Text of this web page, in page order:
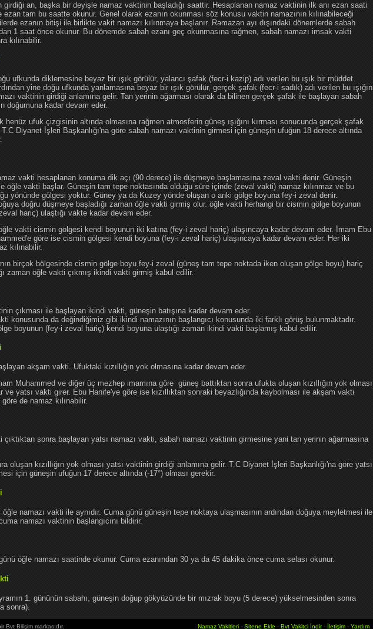
girdiği an, başka bir deyişle namaz vaktinin başladığı saattir. Hesaplanan namaz vaktinin ilk anı ezan saati
tam bu saatte okunur. Genel olarak ezanın okunması söz konusu vaktin namazının kılınabileceği
ezanın bitişi ile birlikte vakit namazı kılınmaya başlanır. Ramazan ayı dışındaki dönemlerde sabah
1 saat önce okunur. Bu dönemde sabah ezanı geç okunmasına rağmen, sabah namazı imsak vakti
kılınabilir.
ufkunda diklemesine beyaz bir ışık görülür, yalancı şafak (fecr-i kazip) adı verilen bu ışık bir müddet
yine doğu ufkunda yanlamasına beyaz bir ışık görülür, gerçek şafak (fecr-i sadık) adı verilen bu ışığın
vaktinin girdiği anlamına gelir. Tan yerinin ağarması olarak da bilinen gerçek şafak ile başlayan sabah
doğumuna kadar devam eder.
ufuk çizgisinin altında olmasına rağmen atmosferin güneş ışığını kırması sonucunda gerçek şafak
Diyanet İşleri Başkanlığı'na göre sabah namazı vaktinin girmesi için güneşin ufuğun 18 derece altında
vakti hesaplanan konuma dik açı (90 derece) ile düşmeye başlamasına zeval vakti denir. Güneşin
öğle vakti başlar. Güneşin tam tepe noktasında olduğu süre içinde (zeval vakti) namaz kılınmaz ve bu
yönünde gölgesi yoktur. Güney ya da Kuzey yönde oluşan o anki gölge boyuna fey-i zeval denir.
doğru düşmeye başladığı zaman öğle vakti girmiş olur. öğle vakti herhangi bir cismin gölge boyunun
hariç) ulaştığı vakte kadar devam eder.
vakti cismin gölgesi kendi boyunun iki katına (fey-i zeval hariç) ulaşıncaya kadar devam eder. İmam Ebu
göre ise cismin gölgesi kendi boyuna (fey-i zeval hariç) ulaşıncaya kadar devam eder. Her iki
kılınabilir.
birçok bölgesinde cismin gölge boyu fey-i zeval (güneş tam tepe noktada iken oluşan gölge boyu) hariç
zaman öğle vakti çıkmış ikindi vakti girmiş kabul edilir.
çıkması ile başlayan ikindi vakti, güneşin batışına kadar devam eder.
konusunda da değindiğimiz gibi ikindi namazının başlangıcı konusunda iki farklı görüş bulunmaktadır.
boyunun (fey-i zeval hariç) kendi boyuna ulaştığı zaman ikindi vakti başlamış kabul edilir.
akşam vakti. Ufuktaki kızıllığın yok olmasına kadar devam eder.
Muhammed ve diğer üç mezhep imamına göre güneş battıktan sonra ufukta oluşan kızıllığın yok olması
ve yatsı vakti girer. Ebu Hanife'ye göre ise kızıllıktan sonraki beyazlığında kaybolması ile akşam vakti
de namaz kılınabilir.
çıktıktan sonra başlayan yatsı namazı vakti, sabah namazı vaktinin girmesine yani tan yerinin ağarmasına
oluşan kızıllığın yok olması yatsı vaktinin girdiği anlamına gelir. T.C Diyanet İşleri Başkanlığı'na göre yatsı
için güneşin ufuğun 17 derece altında (-17°) olması gerekir.
namazı vakti ile aynıdır. Cuma günü güneşin tepe noktaya ulaşmasının ardından doğuya meyletmesi ile
namazı vaktinin başlangıcını bildirir.
öğle namazı saatinde okunur. Cuma ezanından 30 ya da 45 dakika önce cuma selası okunur.
1. gününün sabahı, güneşin doğup gökyüzünde bir mızrak boyu (5 derece) yükselmesinden sonra
sonra).
Bvt Bilişim markasıdır. Namaz Vakitleri - Sitene Ekle - Bvt Vakitci İndir- İletişim - Yardım